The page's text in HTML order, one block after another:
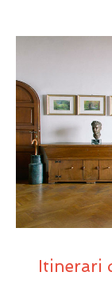
Itinerari